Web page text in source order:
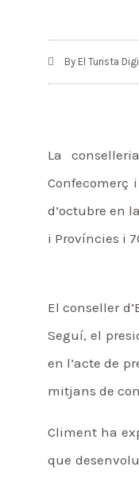
By El Turista
La
Confecomerç
d’octubre en
i Províncies i
El conseller
Seguí, el
en l’acte de
mitjans de
Climent ha
que